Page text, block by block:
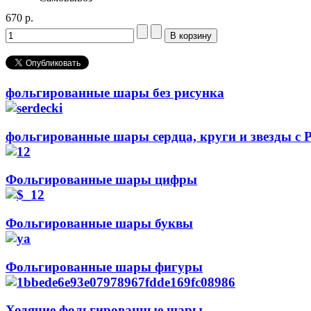
670 р.
фольгированные шары без рисунка
фольгированные шары сердца, круги и звезды с
Фольгированные шары цифры
Фольгированные шары буквы
Фольгированные шары фигуры